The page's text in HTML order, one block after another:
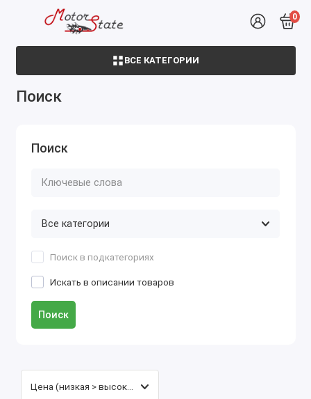
0
ВСЕ КАТЕГОРИИ
Поиск
Поиск
Поиск в подкатегориях
Искать в описании товаров
Поиск